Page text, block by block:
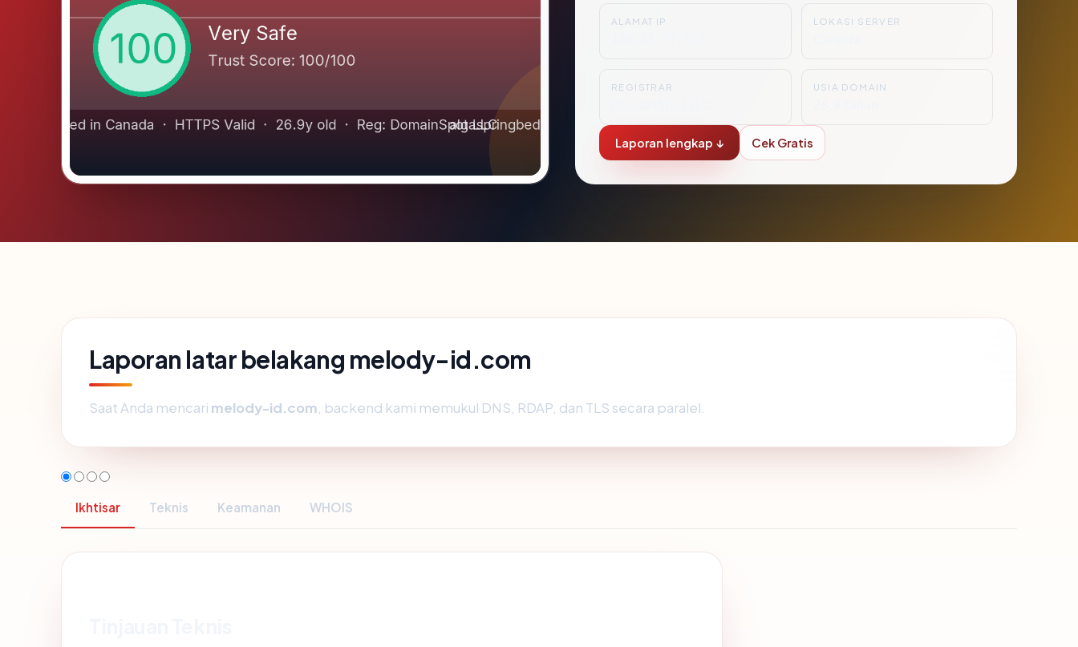
ALAMAT IP LOKASI SERVER
REGISTRAR USIA DOMAIN
Laporan lengkap ↓ Cek Gratis
Laporan latar belakang melody-id.com
Saat Anda mencari melody-id.com , backend kami memukul DNS, RDAP, dan TLS secara paralel.
Ikhtisar Teknis Keamanan WHOIS